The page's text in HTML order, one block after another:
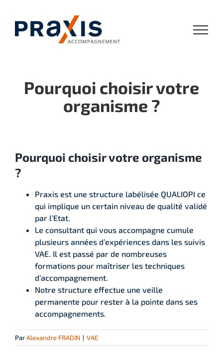
contenu
Pourquoi choisir votre
organisme ?
Pourquoi choisir votre organisme
?
Praxis est une structure labélisée QUALIOPI ce
qui implique un certain niveau de qualité validé
par l’Etat.
Le consultant qui vous accompagne cumule
plusieurs années d’expériences dans les suivis
VAE. Il est passé par de nombreuses
formations pour maîtriser les techniques
d’accompagnement.
Notre structure effectue une veille
permanente pour rester à la pointe dans ses
accompagnements.
ParAlexandre FRADIN | VAE